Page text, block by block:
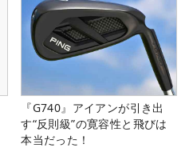
『G740』アイアンが引き出
す“反則級”の寛容性と飛びは
本当だった！